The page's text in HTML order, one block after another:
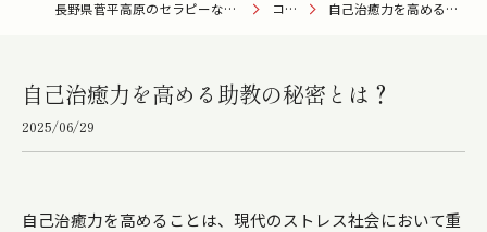
長野県菅平高原のセラピーなら究極のなごみサロン コラム 自己治癒力を高める助教の秘密とは？
自己治癒力を高める助教の秘密とは？
2025/06/29
自己治癒力を高めることは、現代のストレス社会において重